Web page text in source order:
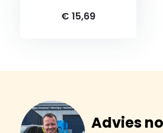
€ 15,69
Advies